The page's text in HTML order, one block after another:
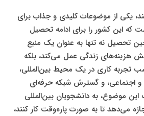
یکی از موضوعات کلیدی و جذاب برای
که این کشور را برای ادامه تحصیل
تحصیل نه تنها به عنوان یک منبع
هزینه‌های زندگی عمل می‌کند، بلکه
تجربه کاری در یک محیط بین‌المللی،
و اجتماعی، و گسترش شبکه حرفه‌ای
موضوع، به دانشجویان بین‌المللی
می‌دهد تا به صورت پاره‌وقت کار کنند،